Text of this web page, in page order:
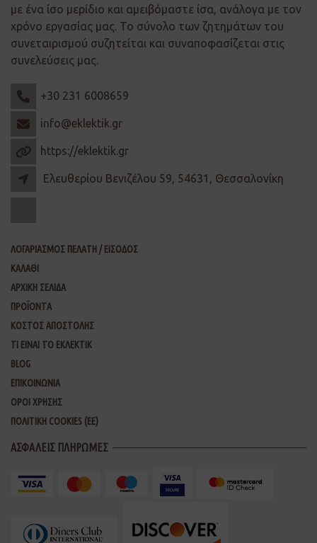
με ένα ίσο μερίδιο και αμειβόμαστε ίσα, ανάλογα με τον
χρόνο εργασίας μας. Το σύνολο των ζητημάτων του
συνεταιρισμού συζητείται και συναποφασίζεται στις
συνελεύσεις μας.
+30 231 6008659
info@eklektik.gr
https://eklektik.gr
Ελευθερίου Βενιζέλου 59, 54631, Θεσσαλονίκη
ΛΟΓΑΡΙΑΣΜΟΣ ΠΕΛΑΤΗ / ΕΙΣΟΔΟΣ
ΚΑΛΑΘΙ
ΑΡΧΙΚΗ ΣΕΛΙΔΑ
ΠΡΟΪΟΝΤΑ
ΚΟΣΤΟΣ ΑΠΟΣΤΟΛΗΣ
ΤΙ ΕΙΝΑΙ ΤΟ ΕΚΛΕΚΤΙΚ
BLOG
ΕΠΙΚΟΙΝΩΝΙΑ
ΟΡΟΙ ΧΡΗΣΗΣ
ΠΟΛΙΤΙΚΗ COOKIES (ΕΕ)
ΑΣΦΑΛΕΙΣ ΠΛΗΡΩΜΕΣ